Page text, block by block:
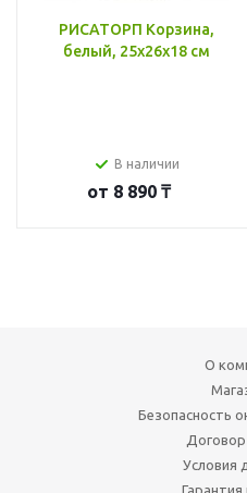
РИСАТОРП Корзина,
белый, 25x26x18 см
В наличии
от 8 890 ₸
О
Безопасность
Условия
Гарантия